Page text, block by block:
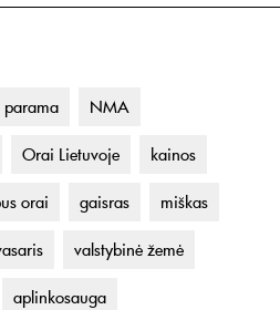
parama NMA
Orai Lietuvoje kainos
orai gaisras miškas
valstybinė žemė
aplinkosauga